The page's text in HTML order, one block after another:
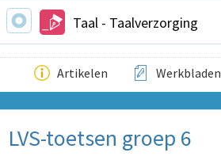
Taal - Taalverzorging
Artikelen Werkbladen
LVS-toetsen groep 6